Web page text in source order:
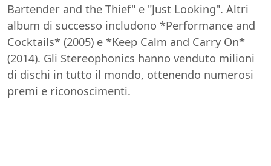
Bartender and the Thief" e "Just Looking". Altri
album di successo includono *Performance and
Cocktails* (2005) e *Keep Calm and Carry On*
(2014). Gli Stereophonics hanno venduto milioni
di dischi in tutto il mondo, ottenendo numerosi
premi e riconoscimenti.